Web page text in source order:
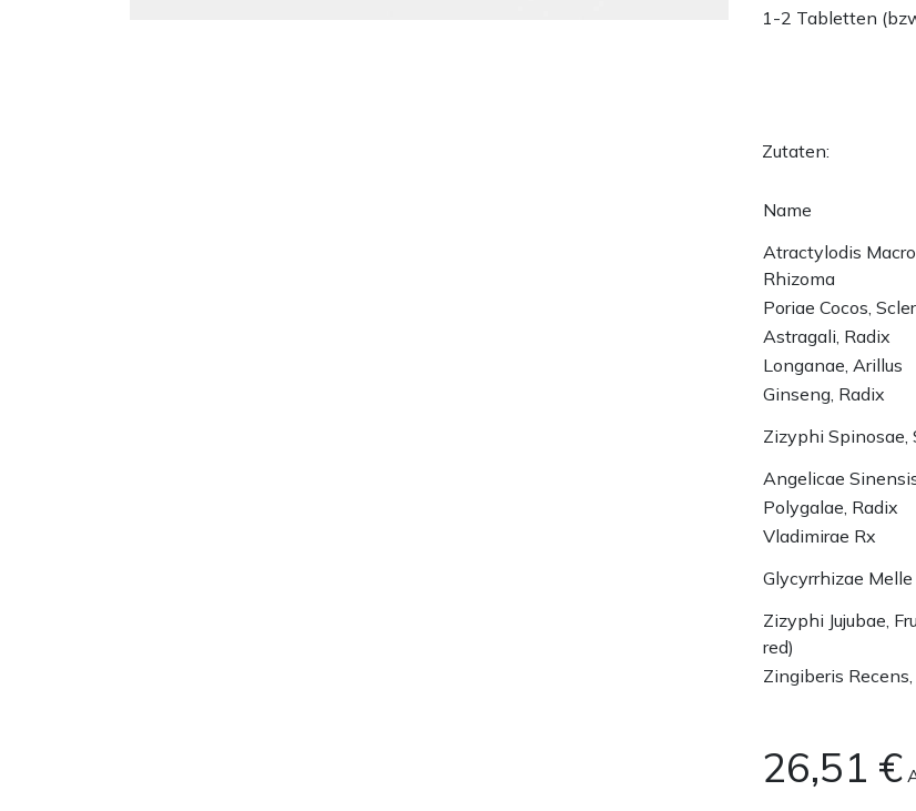
1-2 Tabletten
Zutaten:
Name
Atractylodis
Rhizoma
Poriae Cocos,
Astragali, Radix
Longanae, Arillus
Ginseng, Radix
Zizyphi Spinosae,
Angelicae
Polygalae, Radix
Vladimirae Rx
Glycyrrhizae
Zizyphi Jujubae,
red)
Zingiberis
26,51 €